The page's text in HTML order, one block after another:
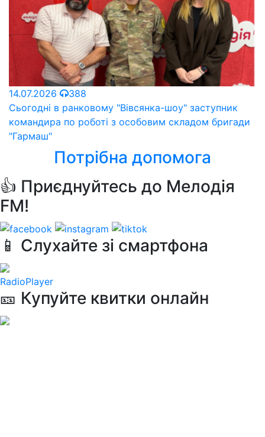
14.07.2026
388
Сьогодні в ранковому "Вівсянка-шоу" заступник
командира по роботі з особовим складом бригади
"Гармаш"
Потрібна допомога
👍 Приєднуйтесь до Мелодія
FM!
📱 Слухайте зі смартфона
RadioPlayer
🎫 Купуйте квитки онлайн